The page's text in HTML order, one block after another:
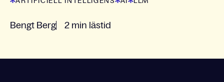
testtäckning, vilket leder...
Bengt Berg 2 min lästid